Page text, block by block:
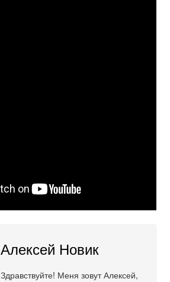
Алексей Новик
Здравствуйте! Меня зовут Алексей,